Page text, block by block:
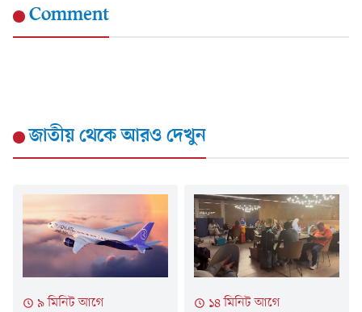
Comment
জাতীয়থেকে আরও দেখুন
৯ মিনিট আগে
১৪ মিনিট আগে